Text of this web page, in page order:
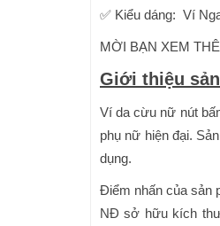
✅ Kiểu dáng: Ví
MỜI BẠN XEM
Giới thiệu sản
Ví da cừu nữ nút
phụ nữ hiện đại.
dụng.
Điểm nhấn của sản
NĐ sở hữu kích